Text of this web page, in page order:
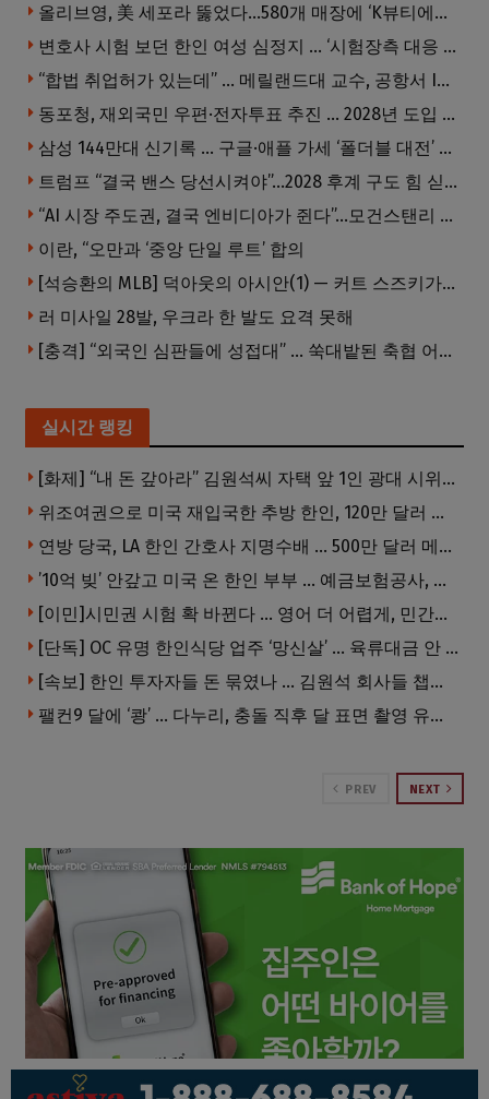
올리브영, 美 세포라 뚫었다…580개 매장에 ‘K뷰티에딧’ 론칭
변호사 시험 보던 한인 여성 심정지 … ‘시험장측 대응 부적절’ 소송
“합법 취업허가 있는데” … 메릴랜드대 교수, 공항서 ICE에 체포, 구금 중
동포청, 재외국민 우편·전자투표 추진 … 2028년 도입 목표
삼성 144만대 신기록 … 구글·애플 가세 ‘폴더블 대전’ 열린다
트럼프 “결국 밴스 당선시켜야”…2028 후계 구도 힘 싣나
“AI 시장 주도권, 결국 엔비디아가 쥔다”…모건스탠리 장담
이란, “오만과 ‘중앙 단일 루트’ 합의
[석승환의 MLB] 덕아웃의 아시안(1) — 커트 스즈키가 우리에게 묻는 것
러 미사일 28발, 우크라 한 발도 요격 못해
[충격] “외국인 심판들에 성접대” … 쑥대밭된 축협 어디까지 추락하나
실시간 랭킹
[화제] “내 돈 갚아라” 김원석씨 자택 앞 1인 광대 시위 … 한인 투자사, “108만 달러 못받아”
위조여권으로 미국 재입국한 추방 한인, 120만 달러 은행 사기 행각
연방 당국, LA 한인 간호사 지명수배 … 500만 달러 메디캐어 사기, 선고 직전 한국 도주
’10억 빚’ 안갚고 미국 온 한인 부부 … 예금보험공사, 미국서 소송
[이민]시민권 시험 확 바뀐다 … 영어 더 어렵게, 민간시험 도입 추진
[단독] OC 유명 한인식당 업주 ‘망신살’ … 육류대금 안 갚자 식당서 공개추심
[속보] 한인 투자자들 돈 묶였나 … 김원석 회사들 챕터7 강제파산·자진파산 잇따라 신청
팰컨9 달에 ‘쾅’ … 다누리, 충돌 직후 달 표면 촬영 유일 탐사선
PREV NEXT